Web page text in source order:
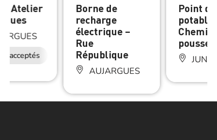
Atelier
acceptés
Borne de
recharge
électrique –
Rue
République
AUJARGUES
Point
potable
Chemin
poussel